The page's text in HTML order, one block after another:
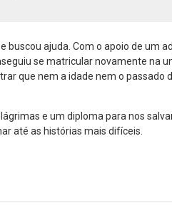
buscou ajuda. Com o apoio de um
se matricular novamente na
que nem a idade nem o passado
e um diploma para nos
até as histórias mais difíceis.